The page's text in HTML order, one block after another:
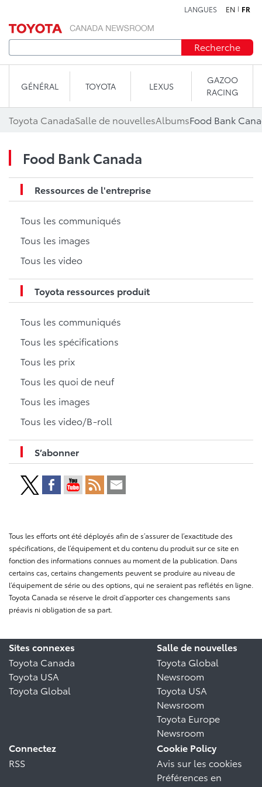
LANGUES EN FR
Recherche
GÉNÉRAL TOYOTA LEXUS
GAZOO
RACING
Toyota CanadaSalle de nouvellesAlbumsFood Bank
Food Bank Canada
Ressources de l'entreprise
Tous les communiqués
Tous les images
Tous les video
Toyota ressources produit
Tous les communiqués
Tous les spécifications
Tous les prix
Tous les quoi de neuf
Tous les images
Tous les video/B-roll
S’abonner
Tous les efforts ont été déployés afin de s’assurer de l’exactitude des
spécifications, de l’équipement et du contenu du produit sur ce site en
fonction des informations connues au moment de la publication. Dans
certains cas, certains changements peuvent se produire au niveau de
l’équipement de série ou des options, qui ne seraient pas reflétés en ligne.
Toyota Canada se réserve le droit d’apporter ces changements sans
préavis ni obligation de sa part.
Sites connexes
Toyota Canada
Toyota USA
Toyota Global
Salle de nouvelles
Toyota Global
Newsroom
Toyota USA
Newsroom
Toyota Europe
Newsroom
Connectez
RSS
Cookie Policy
Avis sur les cookies
Préférences en